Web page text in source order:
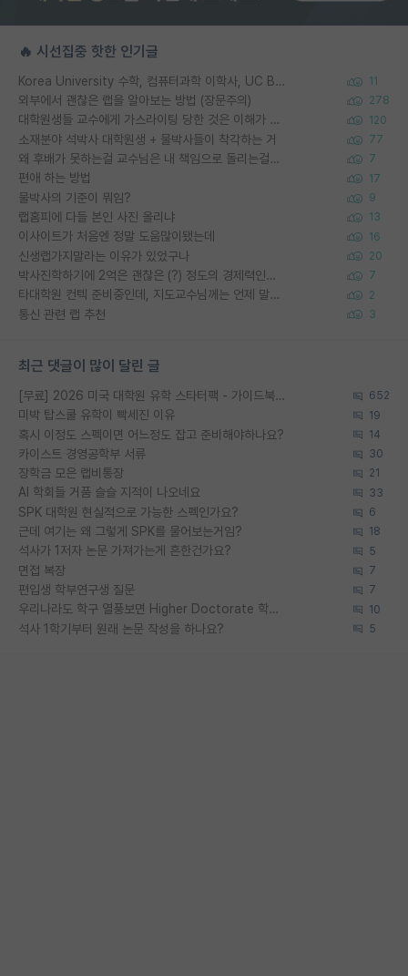
🔥 시선집중 핫한 인기글
Korea University 수학, 컴퓨터과학 이학사, UC Berkeley 산업공학 대학원 공학박사가 되는 것은 쉽지 않겠죠? 11
외부에서 괜찮은 랩을 알아보는 방법 (장문주의) 278
대학원생들 교수에게 가스라이팅 당한 것은 이해가 갑니다. 안타깝네요. 120
소재분야 석박사 대학원생 + 물박사들이 착각하는 거 77
왜 후배가 못하는걸 교수님은 내 책임으로 돌리는걸까요? 7
편애 하는 방법 17
물박사의 기준이 뭐임? 9
랩홈피에 다들 본인 사진 올리냐 13
이사이트가 처음엔 정말 도움많이됐는데 16
신생랩가지말라는 이유가 있었구나 20
박사진학하기에 2억은 괜찮은 (?) 정도의 경제력인가요 7
타대학원 컨텍 준비중인데, 지도교수님께는 언제 말씀드려야 할까요? 2
통신 관련 랩 추천 3
최근 댓글이 많이 달린 글
[무료] 2026 미국 대학원 유학 스타터팩 - 가이드북 & 합격자 컨택메일 템플릿 652
미박 탑스쿨 유학이 빡세진 이유 19
혹시 이정도 스펙이면 어느정도 잡고 준비해야하나요? 14
카이스트 경영공학부 서류 30
장학금 모은 랩비통장 21
AI 학회들 거품 슬슬 지적이 나오네요 33
SPK 대학원 현실적으로 가능한 스펙인가요? 6
근데 여기는 왜 그렇게 SPK를 물어보는거임? 18
석사가 1저자 논문 가져가는게 흔한건가요? 5
면접 복장 7
편입생 학부연구생 질문 7
우리나라도 학구 열풍보면 Higher Doctorate 학위가 필요하다고 봅니다. 10
석사 1학기부터 원래 논문 작성을 하나요? 5